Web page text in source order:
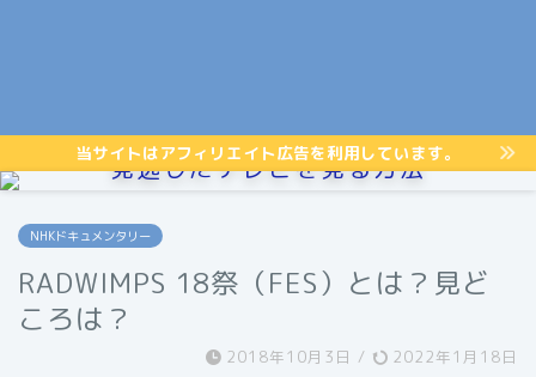
当サイトはアフィリエイト広告を利用しています。
見逃したテレビを見る方法
NHKドキュメンタリー
RADWIMPS 18祭（FES）とは？見ど
ころは？
2018年10月3日 / 2022年1月18日